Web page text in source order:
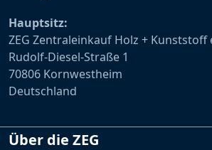
Hauptsitz:
ZEG Zentraleinkauf Holz + Kunststoff
Rudolf-Diesel-Straße 1
70806 Kornwestheim
Deutschland
Über die ZEG